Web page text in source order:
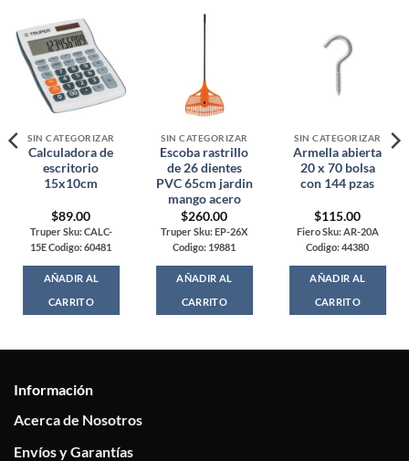
SIN CATEGORIZAR
Calculadora de
escritorio
15x10cm
$89.00
Truper Sku: CALC-
15E Codigo: 60481
AÑADIR AL
CARRITO
SIN CATEGORIZAR
Escoba rastrillo
de 26 dientes
PVC 65cm jardin
mango acero
$260.00
Truper Sku: EP-26X
Codigo: 19881
AÑADIR AL
CARRITO
SIN CATEGORIZAR
Armella abierta
20 x 70 bolsa
con 144 pzas
$115.00
Fiero Sku: AR-20A
Codigo: 44380
AÑADIR AL
CARRITO
Información
Acerca de Nosotros
Envíos y Garantías